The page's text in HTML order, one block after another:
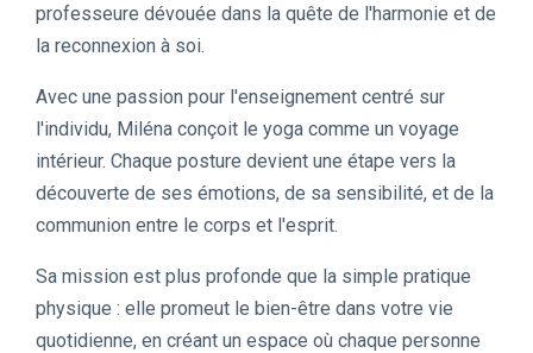
professeure dévouée dans la quête de l'harmonie et de
la reconnexion à soi.
Avec une passion pour l'enseignement centré sur
l'individu, Miléna conçoit le yoga comme un voyage
intérieur. Chaque posture devient une étape vers la
découverte de ses émotions, de sa sensibilité, et de la
communion entre le corps et l'esprit.
Sa mission est plus profonde que la simple pratique
physique : elle promeut le bien-être dans votre vie
quotidienne, en créant un espace où chaque personne